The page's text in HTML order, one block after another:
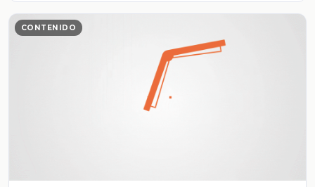
CONTENIDO